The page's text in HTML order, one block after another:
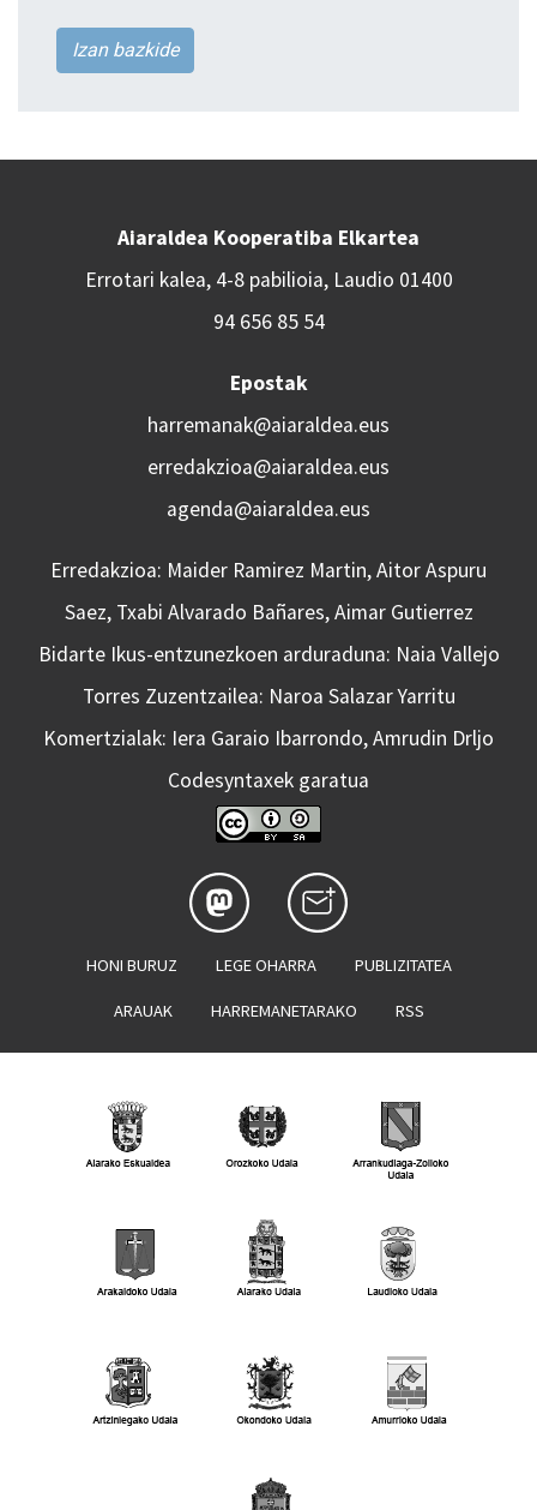
Izan bazkide
Aiaraldea Kooperatiba Elkartea
Errotari kalea, 4-8 pabilioia, Laudio 01400
94 656 85 54
Epostak
harremanak@aiaraldea.eus
erredakzioa@aiaraldea.eus
agenda@aiaraldea.eus
Erredakzioa: Maider Ramirez Martin, Aitor Aspuru
Saez, Txabi Alvarado Bañares, Aimar Gutierrez
Bidarte Ikus-entzunezkoen arduraduna: Naia Vallejo
Torres Zuzentzailea: Naroa Salazar Yarritu
Komertzialak: Iera Garaio Ibarrondo, Amrudin Drljo
Codesyntaxek garatua
HONI BURUZ LEGE OHARRA PUBLIZITATEA
ARAUAK HARREMANETARAKO RSS